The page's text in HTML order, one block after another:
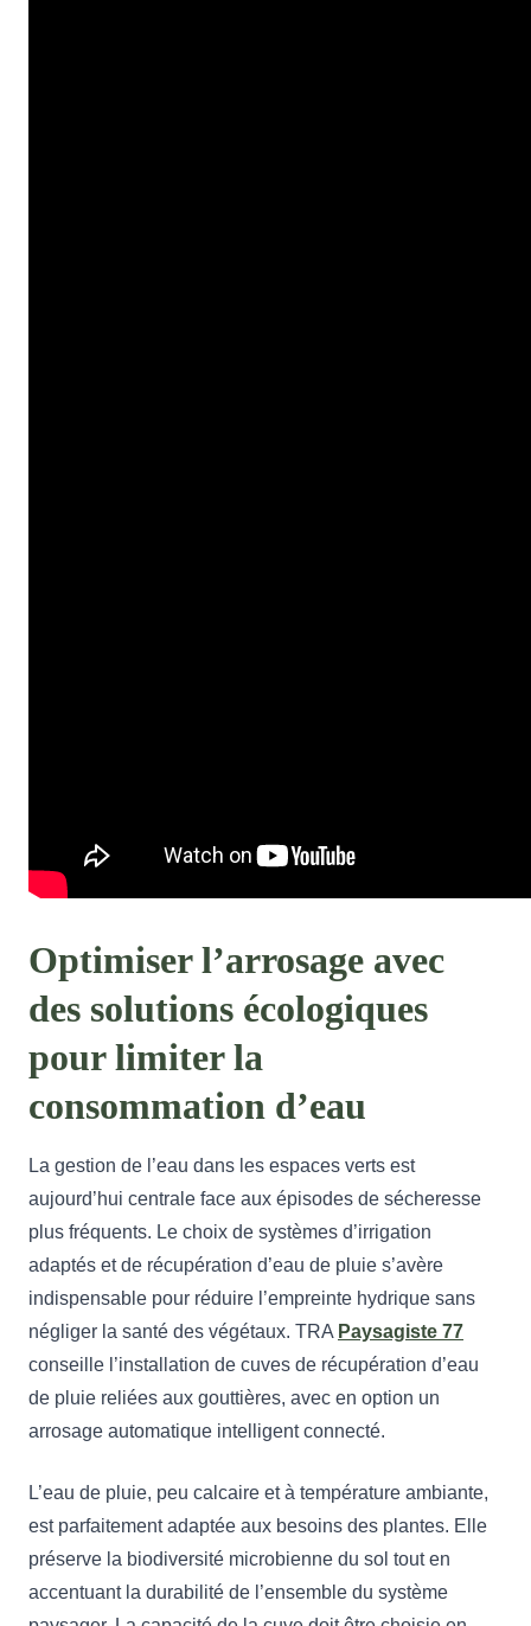
Optimiser l’arrosage avec
des solutions écologiques
pour limiter la
consommation d’eau
La gestion de l’eau dans les espaces verts est
aujourd’hui centrale face aux épisodes de sécheresse
plus fréquents. Le choix de systèmes d’irrigation
adaptés et de récupération d’eau de pluie s’avère
indispensable pour réduire l’empreinte hydrique sans
négliger la santé des végétaux. TRA Paysagiste 77
conseille l’installation de cuves de récupération d’eau
de pluie reliées aux gouttières, avec en option un
arrosage automatique intelligent connecté.
L’eau de pluie, peu calcaire et à température ambiante,
est parfaitement adaptée aux besoins des plantes. Elle
préserve la biodiversité microbienne du sol tout en
accentuant la durabilité de l’ensemble du système